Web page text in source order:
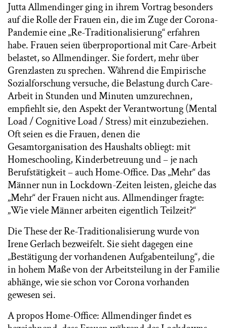
Jutta Allmendinger ging in ihrem Vortrag besonders
auf die Rolle der Frauen ein, die im Zuge der Corona-
Pandemie eine „Re-Traditionalisierung“ erfahren
habe. Frauen seien überproportional mit Care-Arbeit
belastet, so Allmendinger. Sie fordert, mehr über
Grenzlasten zu sprechen. Während die Empirische
Sozialforschung versuche, die Belastung durch Care-
Arbeit in Stunden und Minuten umzurechnen,
empfiehlt sie, den Aspekt der Verantwortung (Mental
Load / Cognitive Load / Stress) mit einzubeziehen.
Oft seien es die Frauen, denen die
Gesamtorganisation des Haushalts obliegt: mit
Homeschooling, Kinderbetreuung und – je nach
Berufstätigkeit – auch Home-Office. Das „Mehr“ das
Männer nun in Lockdown-Zeiten leisten, gleiche das
„Mehr“ der Frauen nicht aus. Allmendinger fragte:
„Wie viele Männer arbeiten eigentlich Teilzeit?“
Die These der Re-Traditionalisierung wurde von
Irene Gerlach bezweifelt. Sie sieht dagegen eine
„Bestätigung der vorhandenen Aufgabenteilung“, die
in hohem Maße von der Arbeitsteilung in der Familie
abhänge, wie sie schon vor Corona vorhanden
gewesen sei.
A propos Home-Office: Allmendinger findet es